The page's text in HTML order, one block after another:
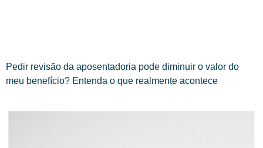
Pedir revisão da aposentadoria pode diminuir o valor do
meu benefício? Entenda o que realmente acontece